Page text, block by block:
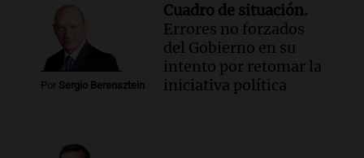
autopista de las Serranías Puntanas
Panorama Federal
Episodios
Audio.Fuertes vientos causan estragos
en Córdoba: casi 1.500 llamados por
Episodios
Por Sergio Berensztein
Cuadro de situación.
Errores no forzados
del Gobierno en su
intento por retomar la
iniciativa política